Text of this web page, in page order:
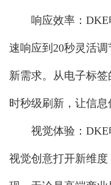
响应效率：DKE
速响应到20秒灵活
新需求。从电子标
时秒级刷新，让信息
视觉体验：DKE
视觉创意打开新维